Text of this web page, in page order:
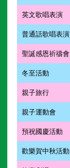
英文歌唱表演
普通話歌唱表演
聖誕感恩祈禱會
冬至活動
親子旅行
親子運動會
預祝國慶活動
歡樂賀中秋活動